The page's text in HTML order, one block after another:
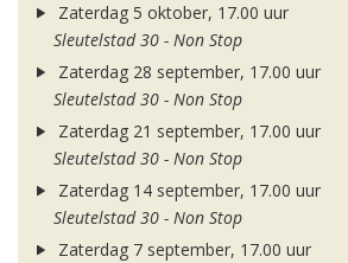
Zaterdag 5 oktober, 17.00 uur
Sleutelstad 30 - Non Stop
Zaterdag 28 september, 17.00 uur
Sleutelstad 30 - Non Stop
Zaterdag 21 september, 17.00 uur
Sleutelstad 30 - Non Stop
Zaterdag 14 september, 17.00 uur
Sleutelstad 30 - Non Stop
Zaterdag 7 september, 17.00 uur